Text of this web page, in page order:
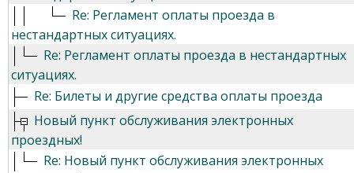
Re: Регламент оплаты проезда в
нестандартных ситуациях.
Re: Регламент оплаты проезда в нестандартных
ситуациях.
Re: Билеты и другие средства оплаты проезда
Новый пункт обслуживания электронных
проездных!
Re: Новый пункт обслуживания электронных